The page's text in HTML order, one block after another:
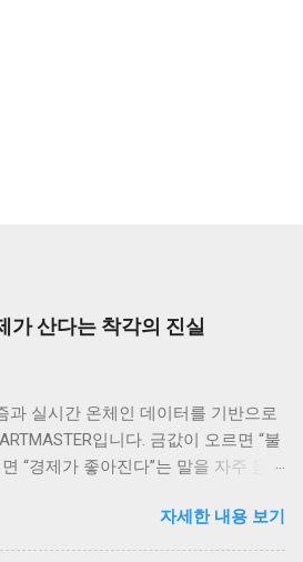
가 산다는 착각의 진실
과 실시간 온체인 데이터를 기반으로
입니다. 금값이 오르면 “불
“경제가 좋아진다”는 말을 자주 듣
산시장을 보면, 이런 단순한 공식이 얼
알 수 있어요. 실제로는 금값과 경제
자세한 내용 보기